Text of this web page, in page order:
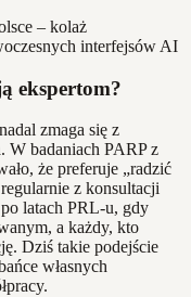
ekspertom?
zmaga się z
W badaniach PARP z
że preferuje „radzić
z konsultacji
latach PRL-u, gdy
a każdy, kto
Dziś takie podejście
własnych